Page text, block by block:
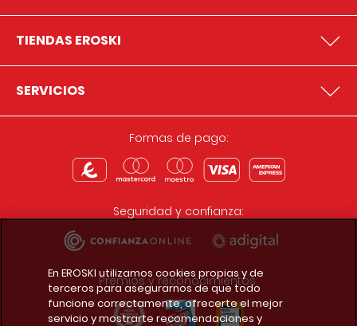
TIENDAS EROSKI
SERVICIOS
Formas de pago:
Seguridad y confianza:
Premios y reconocimientos:
En EROSKI utilizamos cookies propias y de
terceros para asegurarnos de que todo
funcione correctamente, ofrecerte el mejor
servicio y mostrarte recomendaciones y